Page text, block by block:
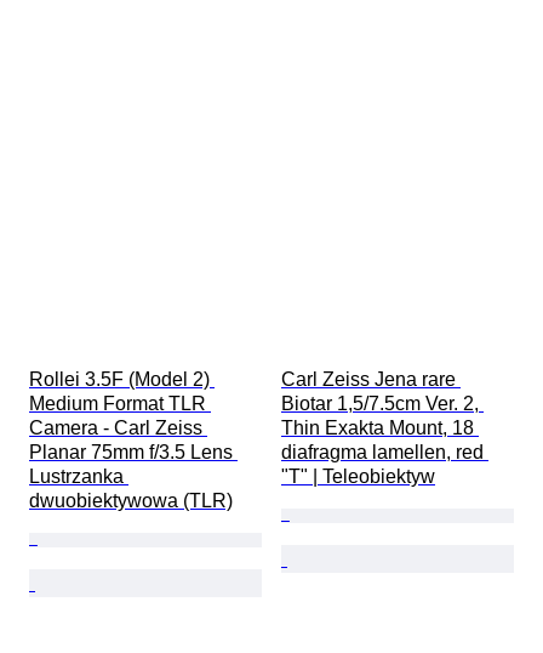
Rollei 3.5F (Model 2)
Medium Format TLR
Camera - Carl Zeiss
Planar 75mm f/3.5 Lens
Lustrzanka
dwuobiektywowa (TLR)
Carl Zeiss Jena rare
Biotar 1,5/7.5cm Ver. 2,
Thin Exakta Mount, 18
diafragma lamellen, red
"T" | Teleobiektyw